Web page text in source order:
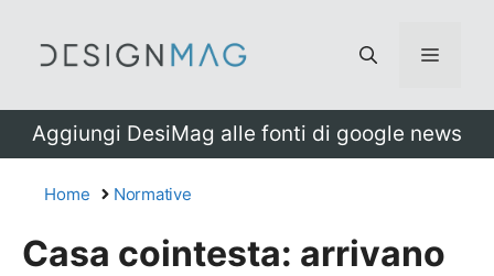
Menu
Aggiungi DesiMag alle fonti di google news
Home Normative
Casa cointesta: arrivano